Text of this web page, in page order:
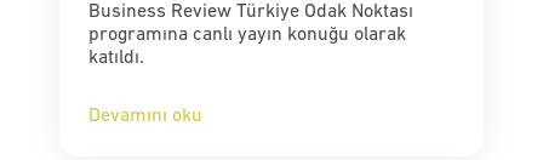
Business Review Türkiye Odak Noktası
programına canlı yayın konuğu olarak
katıldı.
Devamını oku